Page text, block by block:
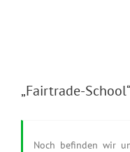
„Fairtrade-School“
Noch befinden wir